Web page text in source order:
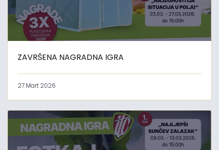
ZAVRŠENA NAGRADNA IGRA
27 Mart 2026